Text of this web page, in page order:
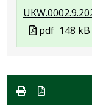
Plik
w
pdf 148 kB